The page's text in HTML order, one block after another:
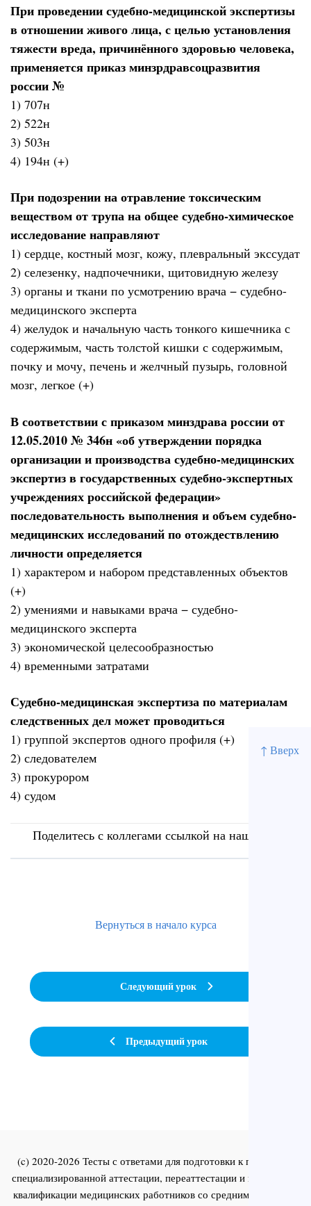
↑ Вверх
При проведении судебно-медицинской экспертизы
в отношении живого лица, с целью установления
тяжести вреда, причинённого здоровью человека,
применяется приказ минзрдравсоцразвития
россии №
1) 707н
2) 522н
3) 503н
4) 194н (+)
При подозрении на отравление токсическим
веществом от трупа на общее судебно-химическое
исследование направляют
1) сердце, костный мозг, кожу, плевральный экссудат
2) селезенку, надпочечники, щитовидную железу
3) органы и ткани по усмотрению врача − судебно-
медицинского эксперта
4) желудок и начальную часть тонкого кишечника с
содержимым, часть толстой кишки с содержимым,
почку и мочу, печень и желчный пузырь, головной
мозг, легкое (+)
В соответствии с приказом минздрава россии от
12.05.2010 № 346н «об утверждении порядка
организации и производства судебно-медицинских
экспертиз в государственных судебно-экспертных
учреждениях российской федерации»
последовательность выполнения и объем судебно-
медицинских исследований по отождествлению
личности определяется
1) характером и набором представленных объектов
(+)
2) умениями и навыками врача − судебно-
медицинского эксперта
3) экономической целесообразностью
4) временными затратами
Судебно-медицинская экспертиза по материалам
следственных дел может проводиться
1) группой экспертов одного профиля (+)
2) следователем
3) прокурором
4) судом
Поделитесь с коллегами ссылкой на наш сайт
Предыдущий урок
Вернуться в начало курса
Следующий урок
(c) 2020-2026 Тесты с ответами для подготовки к первичной
специализированной аттестации, переаттестации и повышения
квалификации медицинских работников со средним и высшим